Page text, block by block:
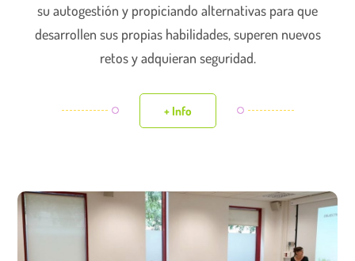
su autogestión y propiciando alternativas para que
desarrollen sus propias habilidades, superen nuevos
retos y adquieran seguridad.
+ Info